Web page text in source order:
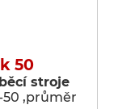
50
stroje
,průměr